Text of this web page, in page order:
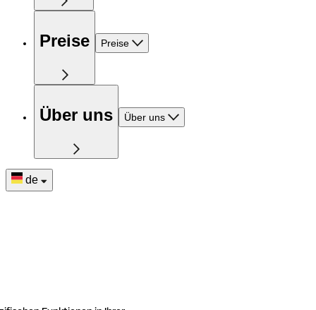
Preise Preise
Über uns Über uns
de